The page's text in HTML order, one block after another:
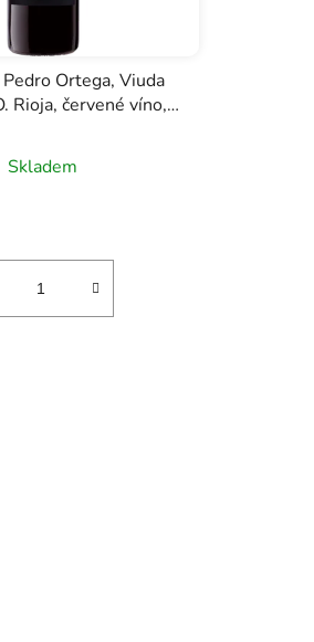
Pedro Ortega, Viuda
Rioja, červené víno,
Skladem